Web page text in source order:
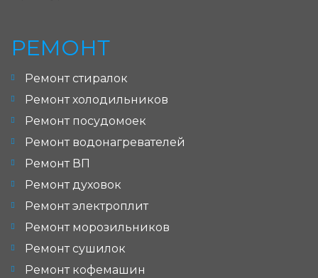
РЕМОНТ
Ремонт стиралок
Ремонт холодильников
Ремонт посудомоек
Ремонт водонагревателей
Ремонт ВП
Ремонт духовок
Ремонт электроплит
Ремонт морозильников
Ремонт сушилок
Ремонт кофемашин